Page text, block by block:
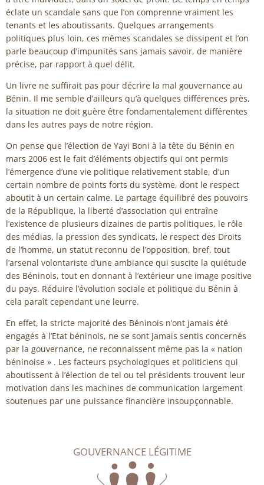
éclate un scandale sans que l’on comprenne vraiment les
tenants et les aboutissants. Quelques arrangements
politiques plus loin, ces mêmes scandales se dissipent et l’on
parle beaucoup d’impunités sans jamais savoir, de manière
précise, par rapport à quel délit.
Un livre ne suffirait pas pour décrire la mal gouvernance au
Bénin. Il me semble d’ailleurs qu’à quelques différences près,
la situation ne doit guère être fondamentalement différentes
dans les autres pays de notre région.
On pense que l’élection de Yayi Boni à la tête du Bénin en
mars 2006 est le fait d’éléments objectifs qui ont permis
l’émergence d’une vie politique relativement stable, d’un
certain nombre de points forts du système, dont le respect
aboutit à un certain calme. Le partage équilibré des pouvoirs
de la République, la liberté d’association qui entraîne
l’existence de plusieurs dizaines de partis politiques, le rôle
des médias, la pression des syndicats, le respect des Droits
de l’homme, un statut reconnu de l’opposition, bref, tout
l’arsenal volontariste d’une ambiance qui suscite la quiétude
des Béninois, tout en donnant à l’extérieur une image positive
du pays. Réduire l’évolution sociale et politique du Bénin à
cela paraît cependant une leurre.
En effet, la stricte majorité des Béninois n’ont jamais été
engagés à l’Etat béninois, ne se sont jamais sentis concernés
par la gouvernance, ne reconnaissent même pas la « nation
béninoise » . Les facteurs psychologiques et politiciens qui
aboutissent à l’élection de tel ou tel présidents trouvent leur
motivation dans les machines de communication largement
soutenues par une puissance financière insoupçonnable.
GOUVERNANCE LÉGITIME